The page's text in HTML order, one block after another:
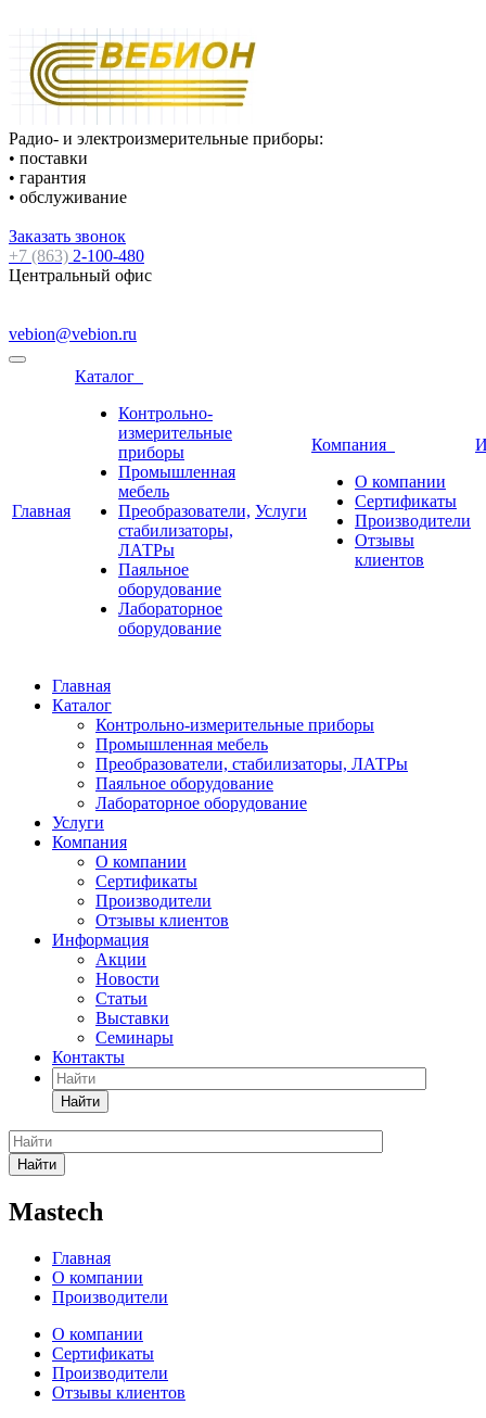
Радио- и электроизмерительные приборы:
• поставки
• гарантия
• обслуживание
Заказать звонок
+7 (863) 2-100-480
Центральный офис
vebion@vebion.ru
Главная
Каталог
Контрольно-
измерительные
приборы
Промышленная
мебель
Преобразователи,
стабилизаторы,
ЛАТРы
Паяльное
оборудование
Лабораторное
оборудование
Услуги
Компания
О компании
Сертификаты
Производители
Отзывы
клиентов
Главная
Каталог
Контрольно-измерительные приборы
Промышленная мебель
Преобразователи, стабилизаторы, ЛАТРы
Паяльное оборудование
Лабораторное оборудование
Услуги
Компания
О компании
Сертификаты
Производители
Отзывы клиентов
Информация
Акции
Новости
Статьи
Выставки
Семинары
Контакты
Найти
Найти
Mastech
Главная
О компании
Производители
О компании
Сертификаты
Производители
Отзывы клиентов